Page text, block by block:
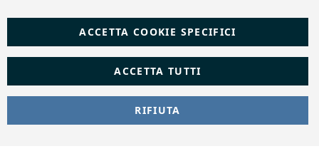
ACCETTA TUTTI
ACCETTA COOKIE SPECIFICI
RIFIUTA